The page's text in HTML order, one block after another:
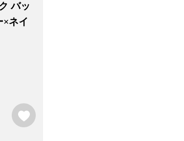
バッ
×ネイ